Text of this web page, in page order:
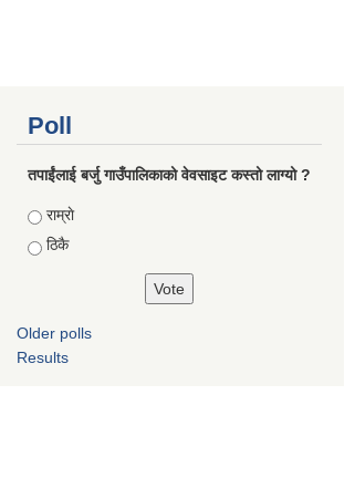
Poll
तपाईंलाई बर्जु गाउँपालिकाको वेवसाइट कस्तो लाग्यो ?
Choices
राम्राे
ठिकै
Older polls
Results